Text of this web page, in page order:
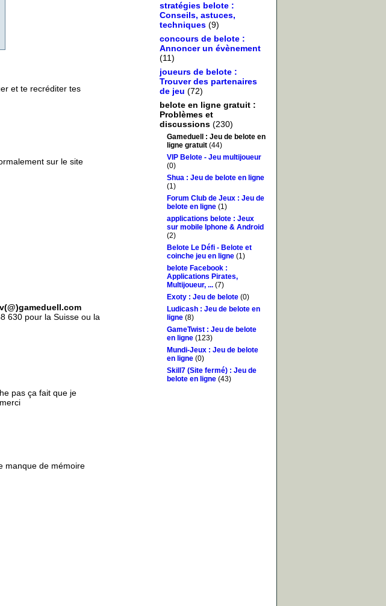
stratégies belote :
Conseils, astuces,
techniques (9)
concours de belote :
Annoncer un évènement
(11)
joueurs de belote :
Trouver des partenaires
de jeu (72)
belote en ligne gratuit :
Problèmes et
discussions (230)
Gameduell : Jeu de belote en
ligne gratuit (44)
VIP Belote - Jeu multijoueur
(0)
Shua : Jeu de belote en ligne
(1)
Forum Club de Jeux : Jeu de
belote en ligne (1)
applications belote : Jeux
sur mobile Iphone & Android
(2)
Belote Le Défi - Belote et
coinche jeu en ligne (1)
belote Facebook :
Applications Pirates,
Multijoueur, ... (7)
Exoty : Jeu de belote (0)
Ludicash : Jeu de belote en
ligne (8)
GameTwist : Jeu de belote
en ligne (123)
Mundi-Jeux : Jeu de belote
en ligne (0)
Skill7 (Site fermé) : Jeu de
belote en ligne (43)
et te recréditer tes
sur le site
630 pour la Suisse ou la
pas ça fait que je
manque de mémoire